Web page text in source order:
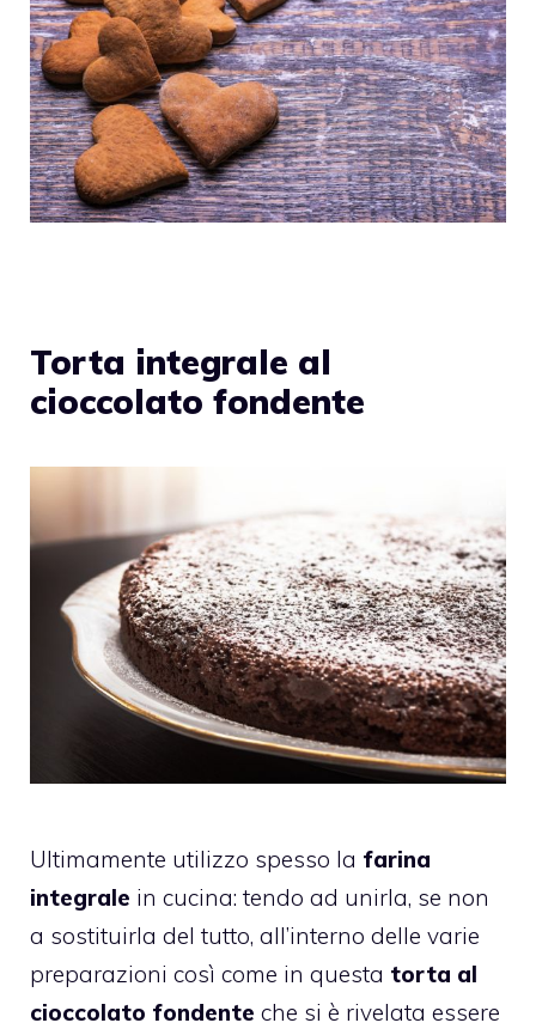
Torta integrale al
cioccolato fondente
Ultimamente utilizzo spesso la farina
integrale in cucina: tendo ad unirla, se non
a sostituirla del tutto, all’interno delle varie
preparazioni così come in questa torta al
cioccolato fondente che si è rivelata essere